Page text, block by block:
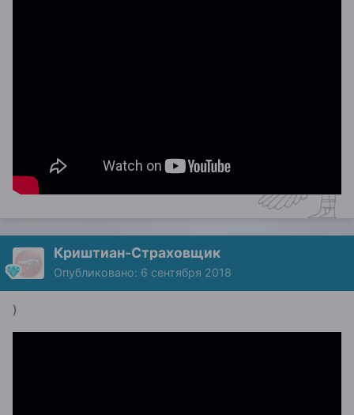
Криштиан-Страховщик
Опубликовано: 6 сентября 2018
)